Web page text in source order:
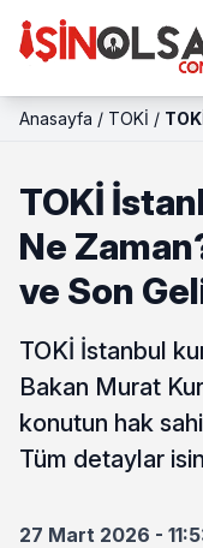
Anasayfa / TOKİ /
TOKİ
Ne
ve Son
TOKİ İstanbul
Bakan Murat
konutun hak
Tüm detaylar
27 Mart 2026 -